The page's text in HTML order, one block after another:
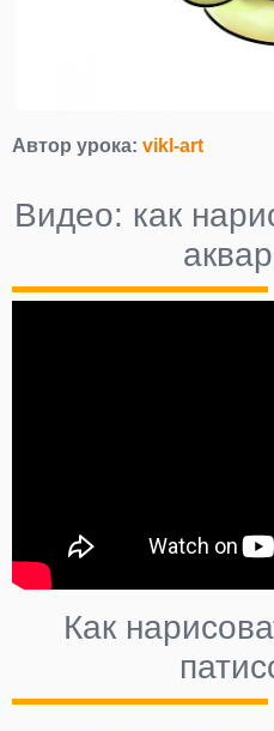
Автор урока: vikl-art
Видео: как
Как